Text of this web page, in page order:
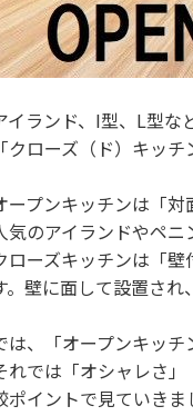
イランド、I型、L型な
「クローズ（ド）キッ
ープンキッチンは「対
気のアイランドやペニ
ローズキッチンは「
。壁に面して設置され
は、「オープンキッ
れでは「オシャレさ
ポイントで見ていきま